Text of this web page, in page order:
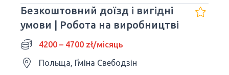
Безкоштовний доїзд і вигідні
умови | Робота на виробництві
4200 – 4700 zł/місяць
Польща, Ґміна Свебодзін